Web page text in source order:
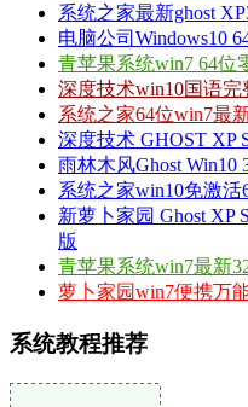
系统之家最新ghost
电脑公司Windows10
青苹果系统win7 64位
深度技术win10国语完
系统之家64位win7最
深度技术 GHOST XP
雨林木风Ghost Win10
系统之家win10免激活
新萝卜家园 Ghost XP
版
青苹果系统win7最新
萝卜家园win7便携万
系统教程推荐